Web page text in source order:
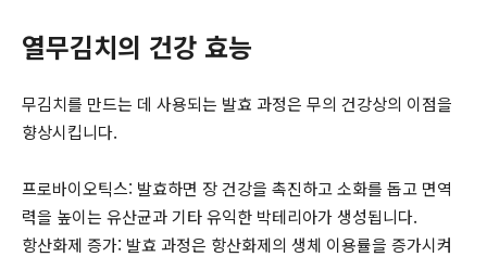
열무김치의 건강 효능
무김치를 만드는 데 사용되는 발효 과정은 무의 건강상의 이점을
향상시킵니다.
프로바이오틱스: 발효하면 장 건강을 촉진하고 소화를 돕고 면역
력을 높이는 유산균과 기타 유익한 박테리아가 생성됩니다.
항산화제 증가: 발효 과정은 항산화제의 생체 이용률을 증가시켜